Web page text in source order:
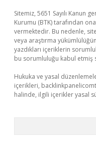
Sitemiz, 5651 Sayılı Kanun
Kurumu (BTK) tarafından
vermektedir. Bu nedenle,
veya araştırma
yazdıkları içeriklerin
bu sorumluluğu kabul etmiş
Hukuka ve yasal
içerikleri,
halinde, ilgili içerikler yasal